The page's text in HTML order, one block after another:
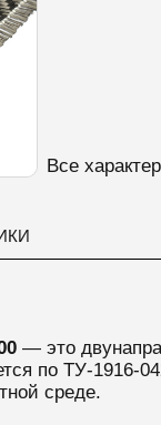
Все
— это
по ТУ-1916-
среде.